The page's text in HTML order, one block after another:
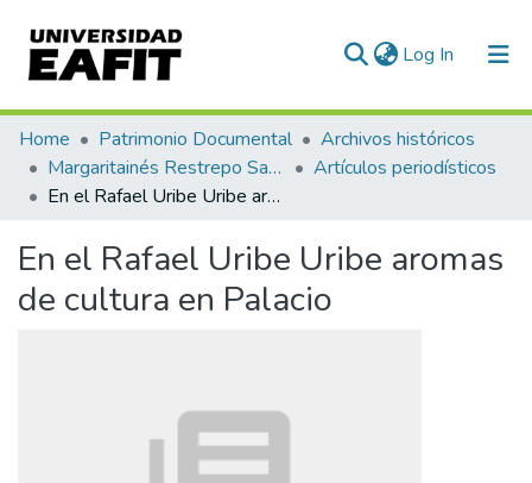
Log In (current)
Communities & Collections
All of DSpace
Home Patrimonio Documental
Archivos históricos
Margaritainés Restrepo Santamaría
Artículos periodísticos
En el Rafael Uribe Uribe aromas de cultura en Palacio
En el Rafael Uribe Uribe aromas
de cultura en Palacio